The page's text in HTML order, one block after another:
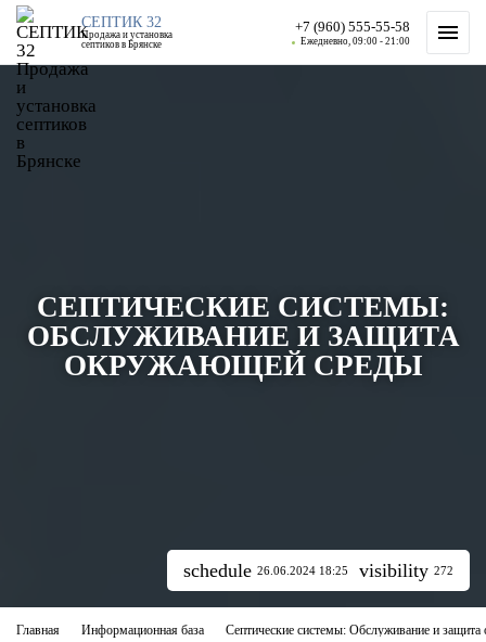
СЕПТИК 32
Продажа и установка
септиков в Брянске
+7 (960) 555-55-58
Ежедневно, 09:00 - 21:00
СЕПТИЧЕСКИЕ СИСТЕМЫ:
ОБСЛУЖИВАНИЕ И ЗАЩИТА
ОКРУЖАЮЩЕЙ СРЕДЫ
schedule 26.06.2024 18:25 visibility 272
Главная Информационная база Септические системы: Обслуживание и